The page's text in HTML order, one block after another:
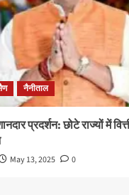
नैनीताल
प्रदर्शन: छोटे राज्यों में
May 13, 2025 0